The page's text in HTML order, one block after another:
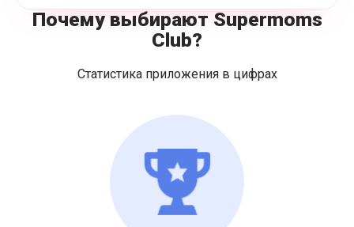
Почему выбирают Supermoms
Club?
Статистика приложения в цифрах